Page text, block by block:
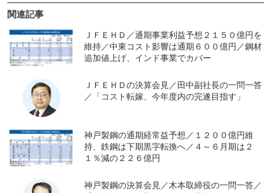
関連記事
ＪＦＥＨＤ／通期事業利益予想２１５０億円を
維持／中東コスト影響は通期６００億円／鋼材
追加値上げ、インド事業でカバー
ＪＦＥＨＤの決算会見／田中副社長の一問一答
／「コスト転嫁、今年度内の完遂目指す」
神戸製鋼の通期経常益予想／１２００億円維
持、鉄鋼は下期黒字転換へ／４～６月期は２
１％減の２２６億円
神戸製鋼の決算会見／木本取締役の一問一答／